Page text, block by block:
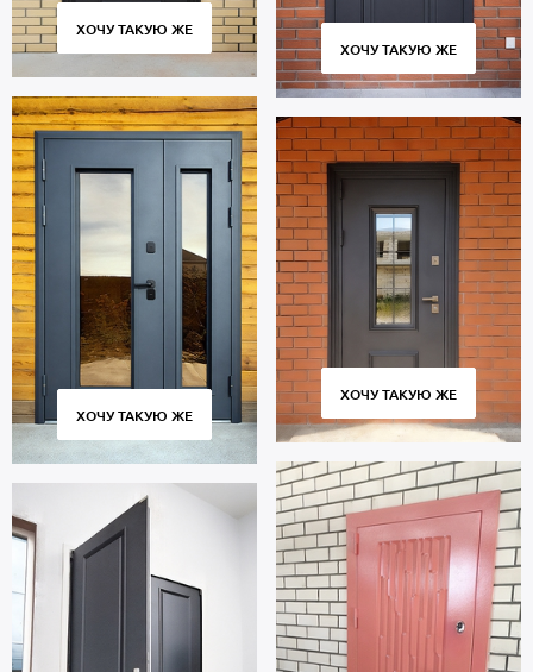
5 лет.
ХОЧУ ТАКУЮ ЖЕ
ХОЧУ ТАКУЮ ЖЕ
ХОЧУ ТАКУЮ ЖЕ
ХОЧУ ТАКУЮ ЖЕ